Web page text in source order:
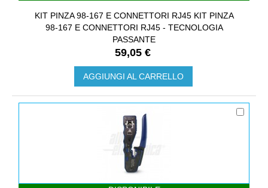
KIT PINZA 98-167 E CONNETTORI RJ45 KIT PINZA
98-167 E CONNETTORI RJ45 - TECNOLOGIA
PASSANTE
59,05 €
AGGIUNGI AL CARRELLO